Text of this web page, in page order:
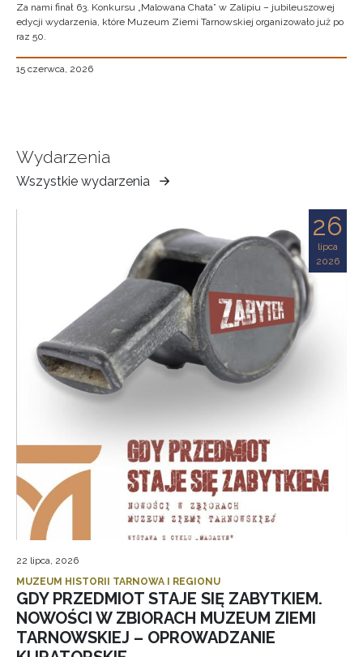
Za nami finał 63. Konkursu „Malowana Chata” w Zalipiu – jubileuszowej
edycji wydarzenia, które Muzeum Ziemi Tarnowskiej organizowało już po
raz 50.
15 czerwca, 2026
Wydarzenia
Wszystkie wydarzenia
Muzeum
Ziemi
26
lipca
2026
22 lipca, 2026
MUZEUM HISTORII TARNOWA I REGIONU
GDY PRZEDMIOT STAJE SIĘ ZABYTKIEM.
NOWOŚCI W ZBIORACH MUZEUM ZIEMI
TARNOWSKIEJ – OPROWADZANIE